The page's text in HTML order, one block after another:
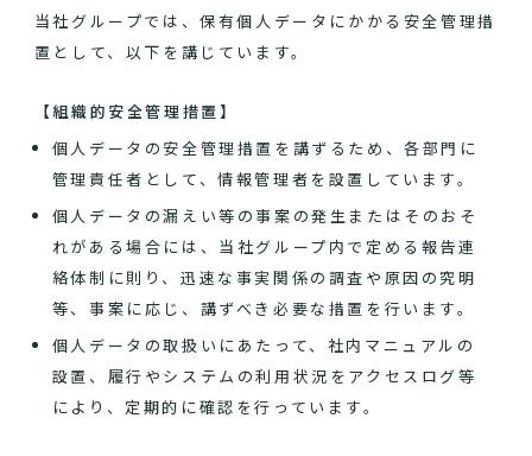
当社グループでは、保有個人データにかかる安全管理措
置として、以下を講じています。
【組織的安全管理措置】
個人データの安全管理措置を講ずるため、各部門に
管理責任者として、情報管理者を設置しています。
個人データの漏えい等の事案の発生またはそのおそ
れがある場合には、当社グループ内で定める報告連
絡体制に則り、迅速な事実関係の調査や原因の究明
等、事案に応じ、講ずべき必要な措置を行います。
個人データの取扱いにあたって、社内マニュアルの
設置、履行やシステムの利用状況をアクセスログ等
により、定期的に確認を行っています。